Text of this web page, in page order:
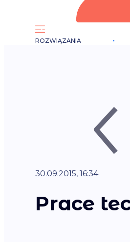
ROZWIĄZANIA
30.09.2015, 16:34
Prace